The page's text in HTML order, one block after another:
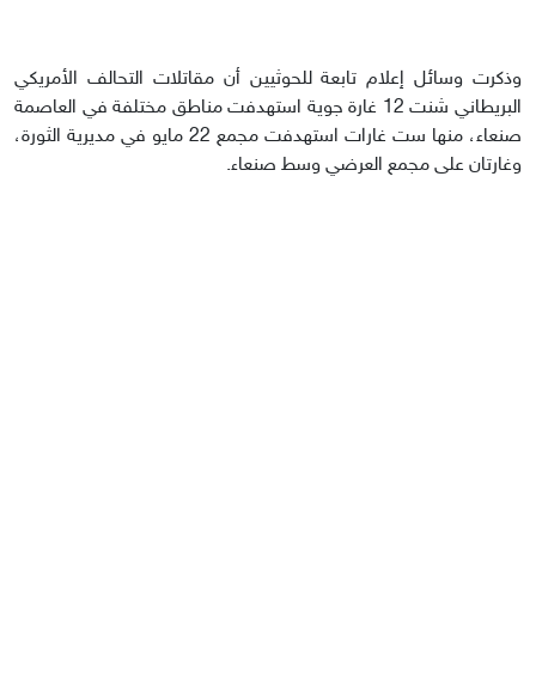
وذكرت وسائل إعلام تابعة للحوثيين أن مقاتلات التحالف الأمريكي
البريطاني شنت 12 غارة جوية استهدفت مناطق مختلفة في العاصمة
صنعاء، منها ست غارات استهدفت مجمع 22 مايو في مديرية الثورة،
وغارتان على مجمع العرضي وسط صنعاء.